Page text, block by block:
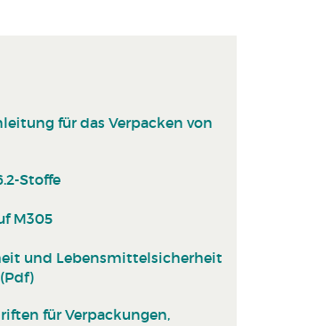
für das Verpacken von
Stoffe
M305
und Lebensmittelsicherheit
für Verpackungen,